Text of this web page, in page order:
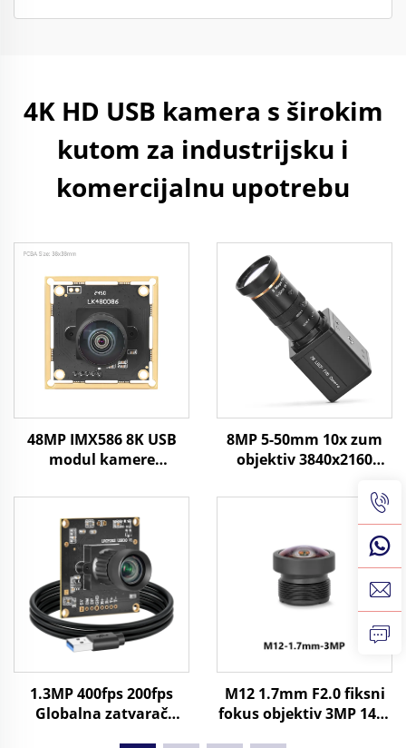
4K HD USB kamera s širokim
kutom za industrijsku i
komercijalnu upotrebu
48MP IMX586 8K USB
modul kamere
CMOS prepoznavanje
slikovnih datoteka
8MP 5-50mm 10x zum
objektiv 3840x2160
CMOS UVC SDK 4K USB
1.3MP 400fps 200fps
Globalna zatvarač
M12 1.7mm F2.0 fiksni
fokus objektiv 3MP 145°